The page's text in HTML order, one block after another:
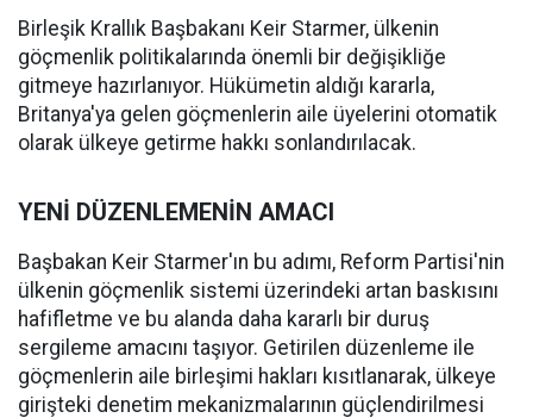
Birleşik Krallık Başbakanı Keir Starmer, ülkenin
göçmenlik politikalarında önemli bir değişikliğe
gitmeye hazırlanıyor. Hükümetin aldığı kararla,
Britanya'ya gelen göçmenlerin aile üyelerini otomatik
olarak ülkeye getirme hakkı sonlandırılacak.
YENİ DÜZENLEMENİN AMACI
Başbakan Keir Starmer'ın bu adımı, Reform Partisi'nin
ülkenin göçmenlik sistemi üzerindeki artan baskısını
hafifletme ve bu alanda daha kararlı bir duruş
sergileme amacını taşıyor. Getirilen düzenleme ile
göçmenlerin aile birleşimi hakları kısıtlanarak, ülkeye
girişteki denetim mekanizmalarının güçlendirilmesi